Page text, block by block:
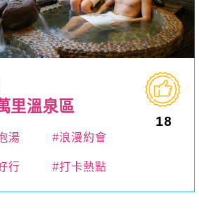
里溫泉區
18
湯 #浪漫約會
行 #打卡熱點